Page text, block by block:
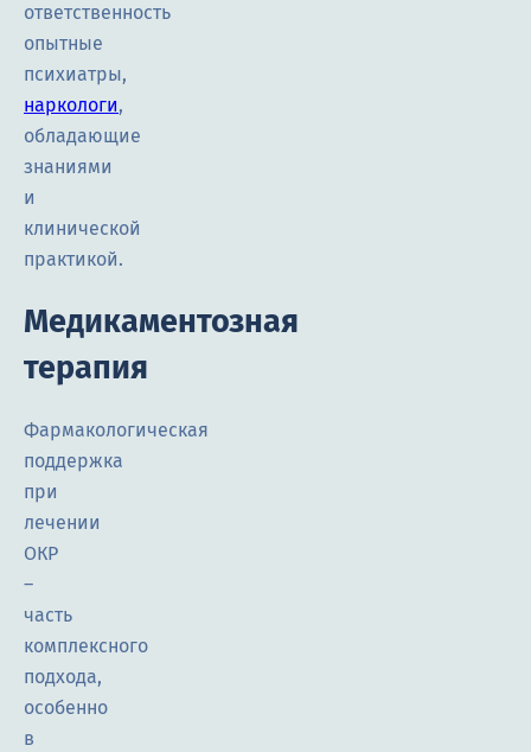
ответственность
опытные
психиатры,
наркологи,
обладающие
знаниями
и
клинической
практикой.
Медикаментозная
терапия
Фармакологическая
поддержка
при
лечении
ОКР
–
часть
комплексного
подхода,
особенно
в